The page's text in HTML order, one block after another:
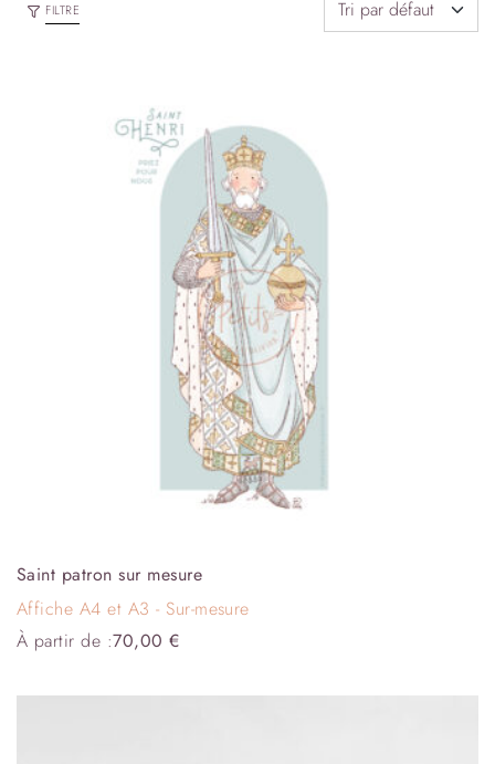
FILTRE
Saint patron sur mesure
Affiche A4 et A3 - Sur-mesure
À partir de :70,00€